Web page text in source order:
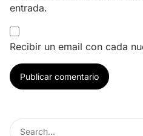
entrada.
Recibir un email con cada